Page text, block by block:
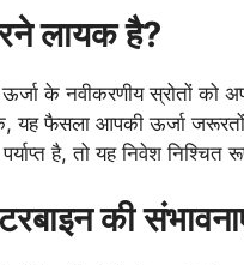
लायक है?
के नवीकरणीय स्रोतों को
यह फैसला आपकी ऊर्जा
है, तो यह निवेश निश्चित
की